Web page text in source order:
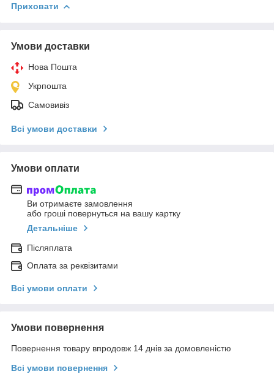
Приховати
Умови доставки
Нова Пошта
Укрпошта
Самовивіз
Всі умови доставки
Умови оплати
Ви отримаєте замовлення
або гроші повернуться на вашу картку
Детальніше
Післяплата
Оплата за реквізитами
Всі умови оплати
Умови повернення
Повернення товару впродовж 14 днів за домовленістю
Всі умови повернення